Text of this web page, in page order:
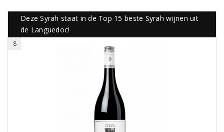
Deze Syrah staat in de Top 15 beste Syrah wijnen uit
de Languedoc!
8